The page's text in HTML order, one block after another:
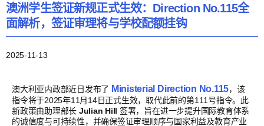
澳洲学生签证新规正式生效：Direction No.115全
面解析，签证审理将与学校配额挂钩
2025-11-13
澳大利亚内政部近日发布了 Ministerial Direction No.115，该
指令将于2025年11月14日正式生效，取代此前的第111号指令。此
新政策由助理部长 Julian Hill 签署，旨在进一步提升国际教育体系
的诚信度与可持续性，并确保签证审理顺序与国家利益及教育产业